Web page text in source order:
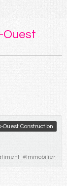
Ouest
Ouest Construction
#Immobilier